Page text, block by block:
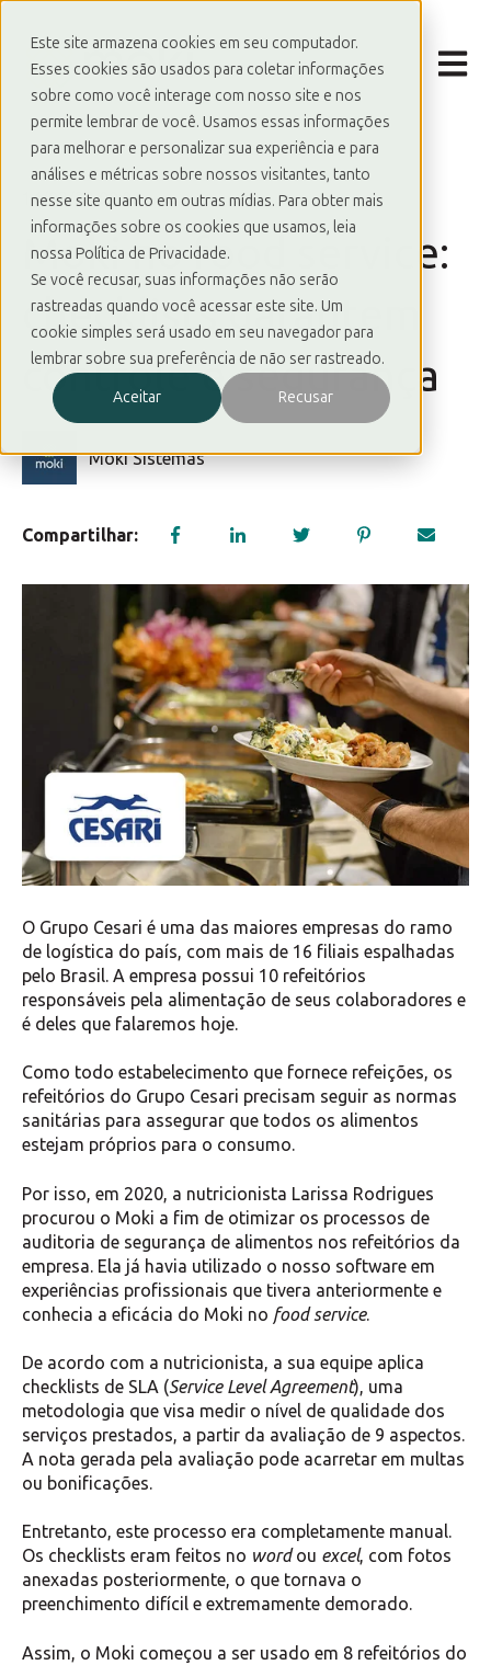
Este site armazena cookies em seu computador.
Esses cookies são usados para coletar informações
sobre como você interage com nosso site e nos
permite lembrar de você. Usamos essas informações
para melhorar e personalizar sua experiência e para
análises e métricas sobre nossos visitantes, tanto
nesse site quanto em outras mídias. Para obter mais
informações sobre os cookies que usamos, leia
nossa Política de Privacidade.
Se você recusar, suas informações não serão
rastreadas quando você acessar este site. Um
cookie simples será usado em seu navegador para
lembrar sobre sua preferência de não ser rastreado.
Aceitar Recusar
Abrir
14/02/22 00:00
Moki no food service:
checklists garantem
controle e segurança
Moki Sistemas
Compartilhar:
O Grupo Cesari é uma das maiores empresas do ramo
de logística do país, com mais de 16 filiais espalhadas
pelo Brasil. A empresa possui 10 refeitórios
responsáveis pela alimentação de seus colaboradores e
é deles que falaremos hoje.
Como todo estabelecimento que fornece refeições, os
refeitórios do Grupo Cesari precisam seguir as normas
sanitárias para assegurar que todos os alimentos
estejam próprios para o consumo.
Por isso, em 2020, a nutricionista Larissa Rodrigues
procurou o Moki a fim de otimizar os processos de
auditoria de segurança de alimentos nos refeitórios da
empresa. Ela já havia utilizado o nosso software em
experiências profissionais que tivera anteriormente e
conhecia a eficácia do Moki no food service.
De acordo com a nutricionista, a sua equipe aplica
checklists de SLA (Service Level Agreement), uma
metodologia que visa medir o nível de qualidade dos
serviços prestados, a partir da avaliação de 9 aspectos.
A nota gerada pela avaliação pode acarretar em multas
ou bonificações.
Entretanto, este processo era completamente manual.
Os checklists eram feitos no wordou excel, com fotos
anexadas posteriormente, o que tornava o
preenchimento difícil e extremamente demorado.
Assim, o Moki começou a ser usado em 8 refeitórios do